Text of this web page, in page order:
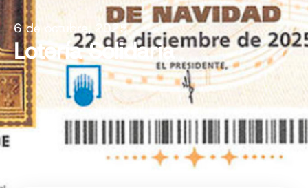
6 de octubre, 2025
Lotería Solidaria